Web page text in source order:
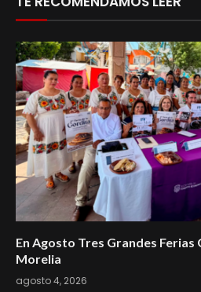
En Agosto Tres Grandes Ferias
Morelia
agosto 4, 2026